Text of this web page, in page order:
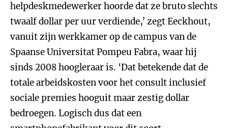
helpdeskmedewerker hoorde dat ze bruto slechts
twaalf dollar per uur verdiende,’ zegt Eeckhout,
vanuit zijn werkkamer op de campus van de
Spaanse Universitat Pompeu Fabra, waar hij
sinds 2008 hoogleraar is. ‘Dat betekende dat de
totale arbeidskosten voor het consult inclusief
sociale premies hooguit maar zestig dollar
bedroegen. Logisch dus dat een